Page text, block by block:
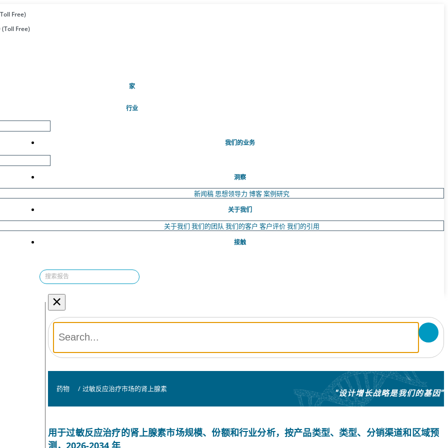
Free)
Free)
家(当前的)
行业
我们的业务
洞察
新闻稿 思想领导力 博客案例研究
关于我们
关于我们 我们的团队 我们的客户 客户评价我们的引用
接触
×
药物 / 过敏反应治疗市场的肾上腺素 "设计增长战略是我们的基因"
用于过敏反应治疗的肾上腺素市场规模、份额和行业分析，按产品类型、类型、分销渠道和区域预
测，2026-2034 年